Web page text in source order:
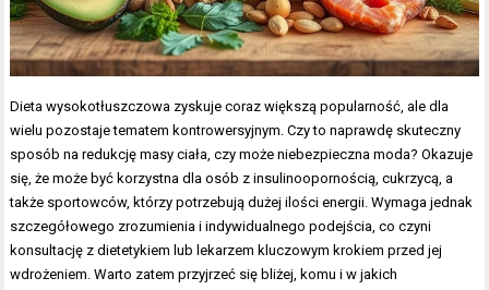
Dieta wysokotłuszczowa zyskuje coraz większą popularność, ale dla
wielu pozostaje tematem kontrowersyjnym. Czy to naprawdę skuteczny
sposób na redukcję masy ciała, czy może niebezpieczna moda? Okazuje
się, że może być korzystna dla osób z insulinoopornością, cukrzycą, a
także sportowców, którzy potrzebują dużej ilości energii. Wymaga jednak
szczegółowego zrozumienia i indywidualnego podejścia, co czyni
konsultację z dietetykiem lub lekarzem kluczowym krokiem przed jej
wdrożeniem. Warto zatem przyjrzeć się bliżej, komu i w jakich